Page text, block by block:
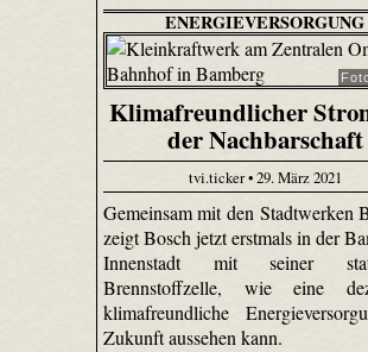
ENERGIEVERSORGUNG
Klimafreundlicher
der Nachbarschaft
tvi.ticker • 29. März 2021
Gemeinsam mit den Stadtwerken
zeigt Bosch jetzt erstmals in der
Innenstadt mit seiner
Brennstoffzelle, wie eine
klimafreundliche
Zukunft aussehen kann.